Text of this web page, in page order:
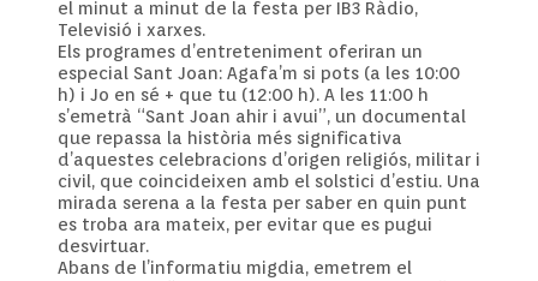
el minut a minut de la festa per IB3 Ràdio,
Televisió i xarxes.
Els programes d’entreteniment oferiran un
especial Sant Joan: Agafa’m si pots (a les 10:00
h) i Jo en sé + que tu (12:00 h). A les 11:00 h
s’emetrà “Sant Joan ahir i avui”, un documental
que repassa la història més significativa
d’aquestes celebracions d’origen religiós, militar i
civil, que coincideixen amb el solstici d’estiu. Una
mirada serena a la festa per saber en quin punt
es troba ara mateix, per evitar que es pugui
desvirtuar.
Abans de l’informatiu migdia, emetrem el